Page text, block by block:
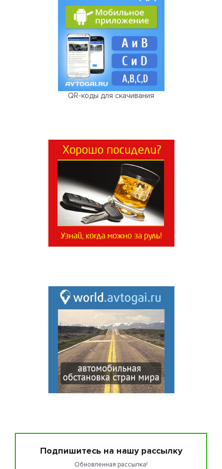
QR-коды для скачивания
Подпишитесь на нашу рассылку
Обновленная рассылка!